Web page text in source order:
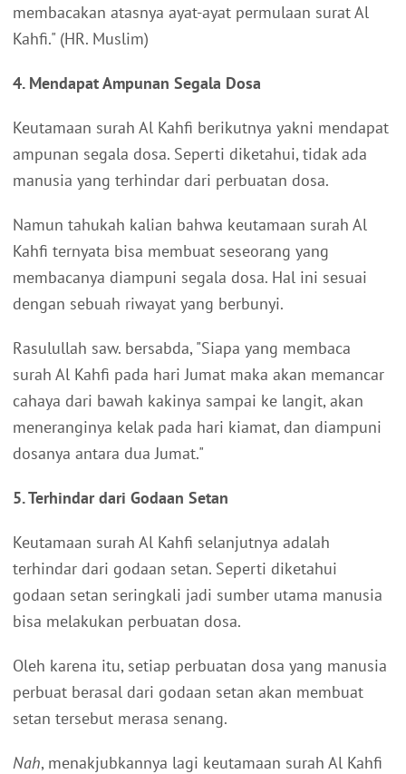
membacakan atasnya ayat-ayat permulaan surat Al
Kahfi." (HR. Muslim)
4. Mendapat Ampunan Segala Dosa
Keutamaan surah Al Kahfi berikutnya yakni mendapat
ampunan segala dosa. Seperti diketahui, tidak ada
manusia yang terhindar dari perbuatan dosa.
Namun tahukah kalian bahwa keutamaan surah Al
Kahfi ternyata bisa membuat seseorang yang
membacanya diampuni segala dosa. Hal ini sesuai
dengan sebuah riwayat yang berbunyi.
Rasulullah saw. bersabda, "Siapa yang membaca
surah Al Kahfi pada hari Jumat maka akan memancar
cahaya dari bawah kakinya sampai ke langit, akan
meneranginya kelak pada hari kiamat, dan diampuni
dosanya antara dua Jumat."
5. Terhindar dari Godaan Setan
Keutamaan surah Al Kahfi selanjutnya adalah
terhindar dari godaan setan. Seperti diketahui
godaan setan seringkali jadi sumber utama manusia
bisa melakukan perbuatan dosa.
Oleh karena itu, setiap perbuatan dosa yang manusia
perbuat berasal dari godaan setan akan membuat
setan tersebut merasa senang.
Nah, menakjubkannya lagi keutamaan surah Al Kahfi